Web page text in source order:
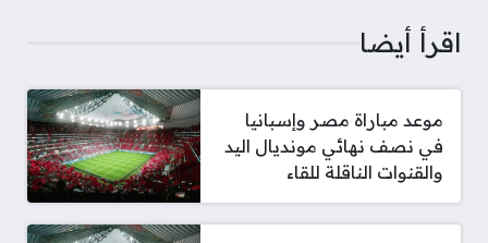
اقرأ أيضا
موعد مباراة مصر وإسبانيا
في نصف نهائي مونديال اليد
والقنوات الناقلة للقاء